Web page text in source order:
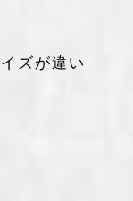
ズが違い